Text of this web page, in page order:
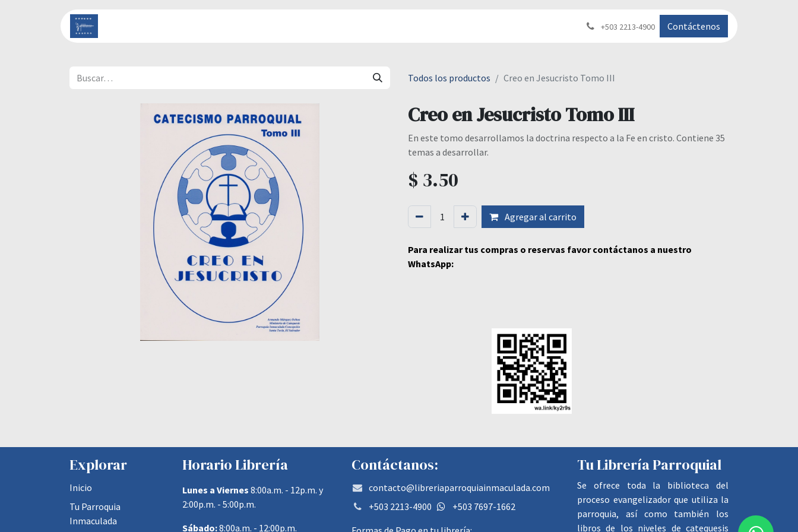
+503 2213-4900 Contáctenos
Todos los productos Creo en Jesucristo Tomo III
Creo en Jesucristo Tomo III
En este tomo desarrollamos la doctrina respecto a la Fe en cristo. Contiene 35
temas a desarrollar.
$ 3.50
Agregar al carrito
Para realizar tus compras o reservas favor contáctanos a nuestro
WhatsApp:
Explorar
Inicio
Tu Parroquia
Inmaculada
Horario Librería
Lunes a Viernes 8:00a.m. - 12p.m. y
2:00p.m. - 5:00p.m.
Sábado:8:00a.m. - 12:00p.m.
Contáctanos:
contacto@libreriaparroquiainmaculada.com
+503 2213-4900
+503 7697-1662
Tu Librería Parroquial
Se ofrece toda la biblioteca del
proceso evangelizador que utiliza la
parroquia, así como también los
libros de los niveles de catequesis